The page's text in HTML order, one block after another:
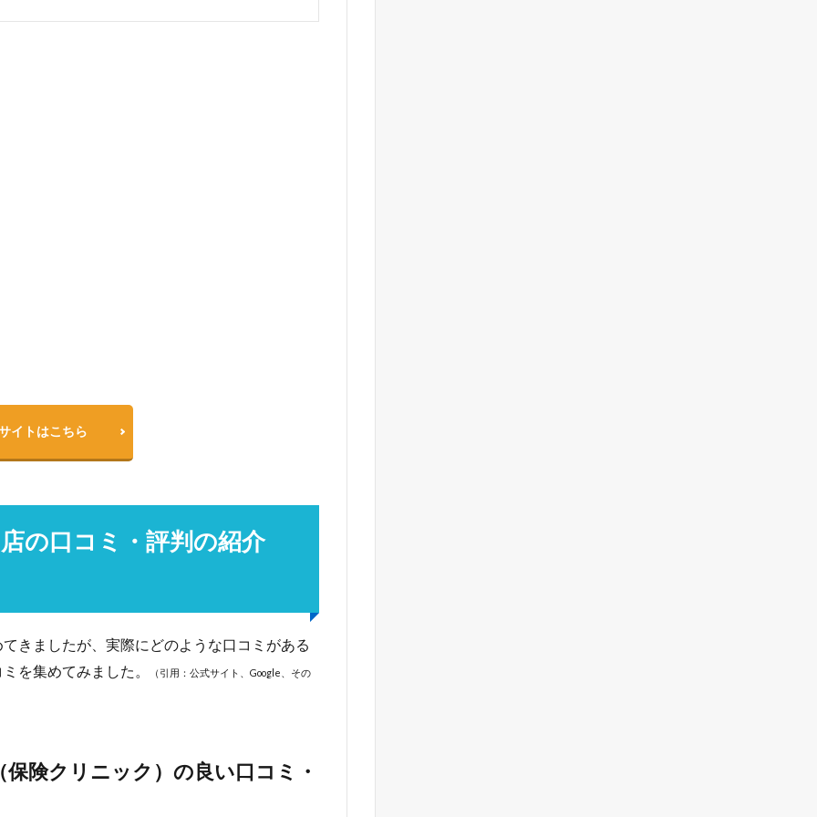
イトはこちら
の口コミ・評判の紹介
きましたが、実際にどのような口コミがある
を集めてみました。
（引用：公式サイト、Google、その
険クリニック）の良い口コミ・